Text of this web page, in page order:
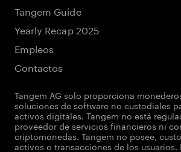
Tangem Guide
Yearly Recap 2025
Empleos
Contactos
Tangem AG solo proporciona
soluciones de software no custodiales
activos digitales. Tangem no está
proveedor de servicios financieros ni
criptomonedas. Tangem no posee,
activos o transacciones de los usuarios.